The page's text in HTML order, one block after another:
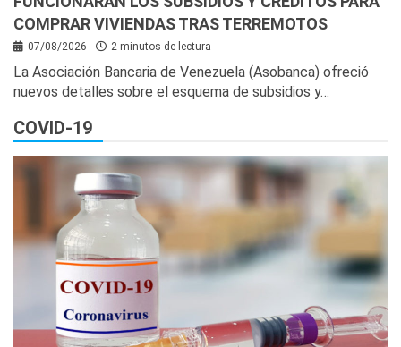
COMPRAR VIVIENDAS TRAS TERREMOTOS
07/08/2026 2 minutos de lectura
La Asociación Bancaria de Venezuela (Asobanca) ofreció
nuevos detalles sobre el esquema de subsidios y…
COVID-19